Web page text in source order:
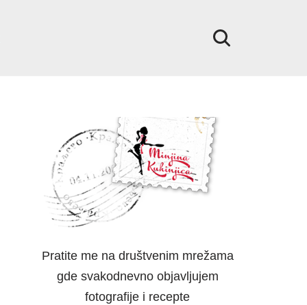
Pratite me na društvenim mrežama
gde svakodnevno objavljujem
fotografije i recepte